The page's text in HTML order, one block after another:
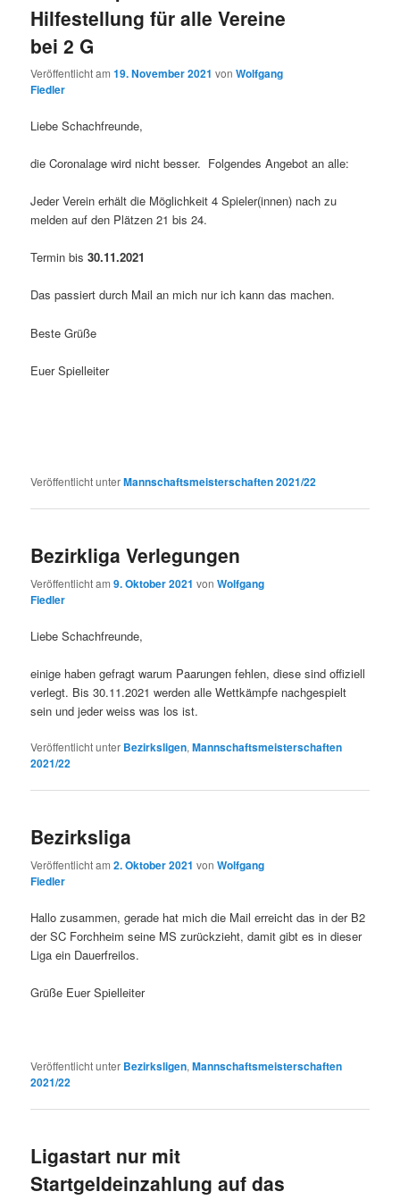
Hilfestellung für alle Vereine
bei 2 G
Veröffentlicht am19. November 2021 vonWolfgang
Fiedler
Liebe Schachfreunde,
die Coronalage wird nicht besser. Folgendes Angebot an alle:
Jeder Verein erhält die Möglichkeit 4 Spieler(innen) nach zu
melden auf den Plätzen 21 bis 24.
Termin bis 30.11.2021
Das passiert durch Mail an mich nur ich kann das machen.
Beste Grüße
Euer Spielleiter
Veröffentlicht unterMannschaftsmeisterschaften 2021/22
Bezirkliga Verlegungen
Veröffentlicht am9. Oktober 2021 vonWolfgang
Fiedler
Liebe Schachfreunde,
einige haben gefragt warum Paarungen fehlen, diese sind offiziell
verlegt. Bis 30.11.2021 werden alle Wettkämpfe nachgespielt
sein und jeder weiss was los ist.
Veröffentlicht unter Bezirksligen,Mannschaftsmeisterschaften
2021/22
Bezirksliga
Veröffentlicht am2. Oktober 2021 vonWolfgang
Fiedler
Hallo zusammen, gerade hat mich die Mail erreicht das in der B2
der SC Forchheim seine MS zurückzieht, damit gibt es in dieser
Liga ein Dauerfreilos.
Grüße Euer Spielleiter
Veröffentlicht unter Bezirksligen,Mannschaftsmeisterschaften
2021/22
Ligastart nur mit
Startgeldeinzahlung auf das